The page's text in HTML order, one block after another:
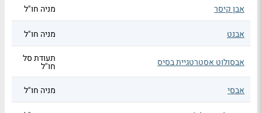
אבן קיסר מניה חו"ל
אבנט מניה חו"ל
אבסולוט אסטרטגיית בסיס תעודת סל
חו"ל
אבסי
מניה חו"ל